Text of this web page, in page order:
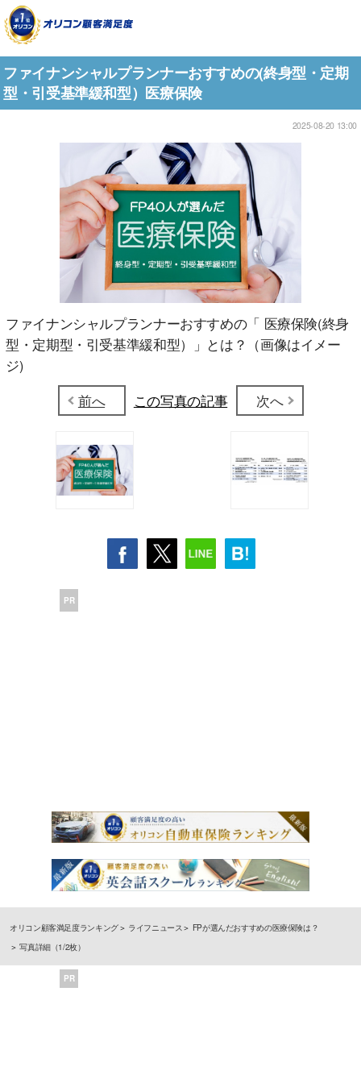
ファイナンシャルプランナーおすすめの(終身型・定期
型・引受基準緩和型）医療保険
2025-08-20 13:00
ファイナンシャルプランナーおすすめの「 医療保険(終身
型・定期型・引受基準緩和型）」とは？（画像はイメー
ジ)
前へ
この写真の記事 次へ
PR
オリコン顧客満足度ランキング ライフニュース
FPが選んだおすすめの医療保険は？
写真詳細（1/2枚）
PR